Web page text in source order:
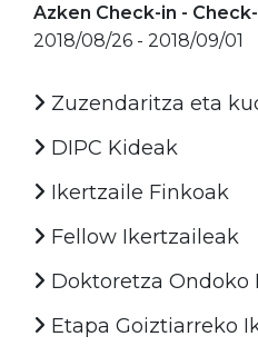
Azken Check-in -
2018/08/26 - 2018/09/01
Zuzendaritza eta
DIPC Kideak
Ikertzaile Finkoak
Fellow Ikertzaileak
Doktoretza Ondoko
Etapa Goiztiarreko